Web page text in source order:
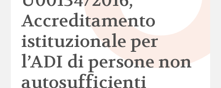
Accreditamento
istituzionale per
l’ADI di persone non
autosufficienti